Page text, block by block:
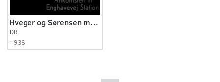
Hveger og Sørensen modtages af store menneskemasser
DR
1936